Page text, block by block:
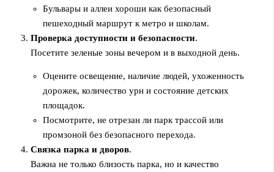
Бульвары и аллеи хороши как безопасный
пешеходный маршрут к метро и школам.
Проверка доступности и безопасности.
Посетите зеленые зоны вечером и в выходной день.
Оцените освещение, наличие людей, ухоженность
дорожек, количество урн и состояние детских
площадок.
Посмотрите, не отрезан ли парк трассой или
промзоной без безопасного перехода.
Связка парка и дворов.
Важна не только близость парка, но и качество